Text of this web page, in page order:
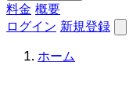
料金 概要
ログイン 新規登録
ホーム